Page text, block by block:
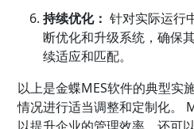
持续优化： 针对实际运行
断优化和升级系统，确保
续适应和匹配。
以上是金蝶MES软件的典型实
情况进行适当调整和定制化。